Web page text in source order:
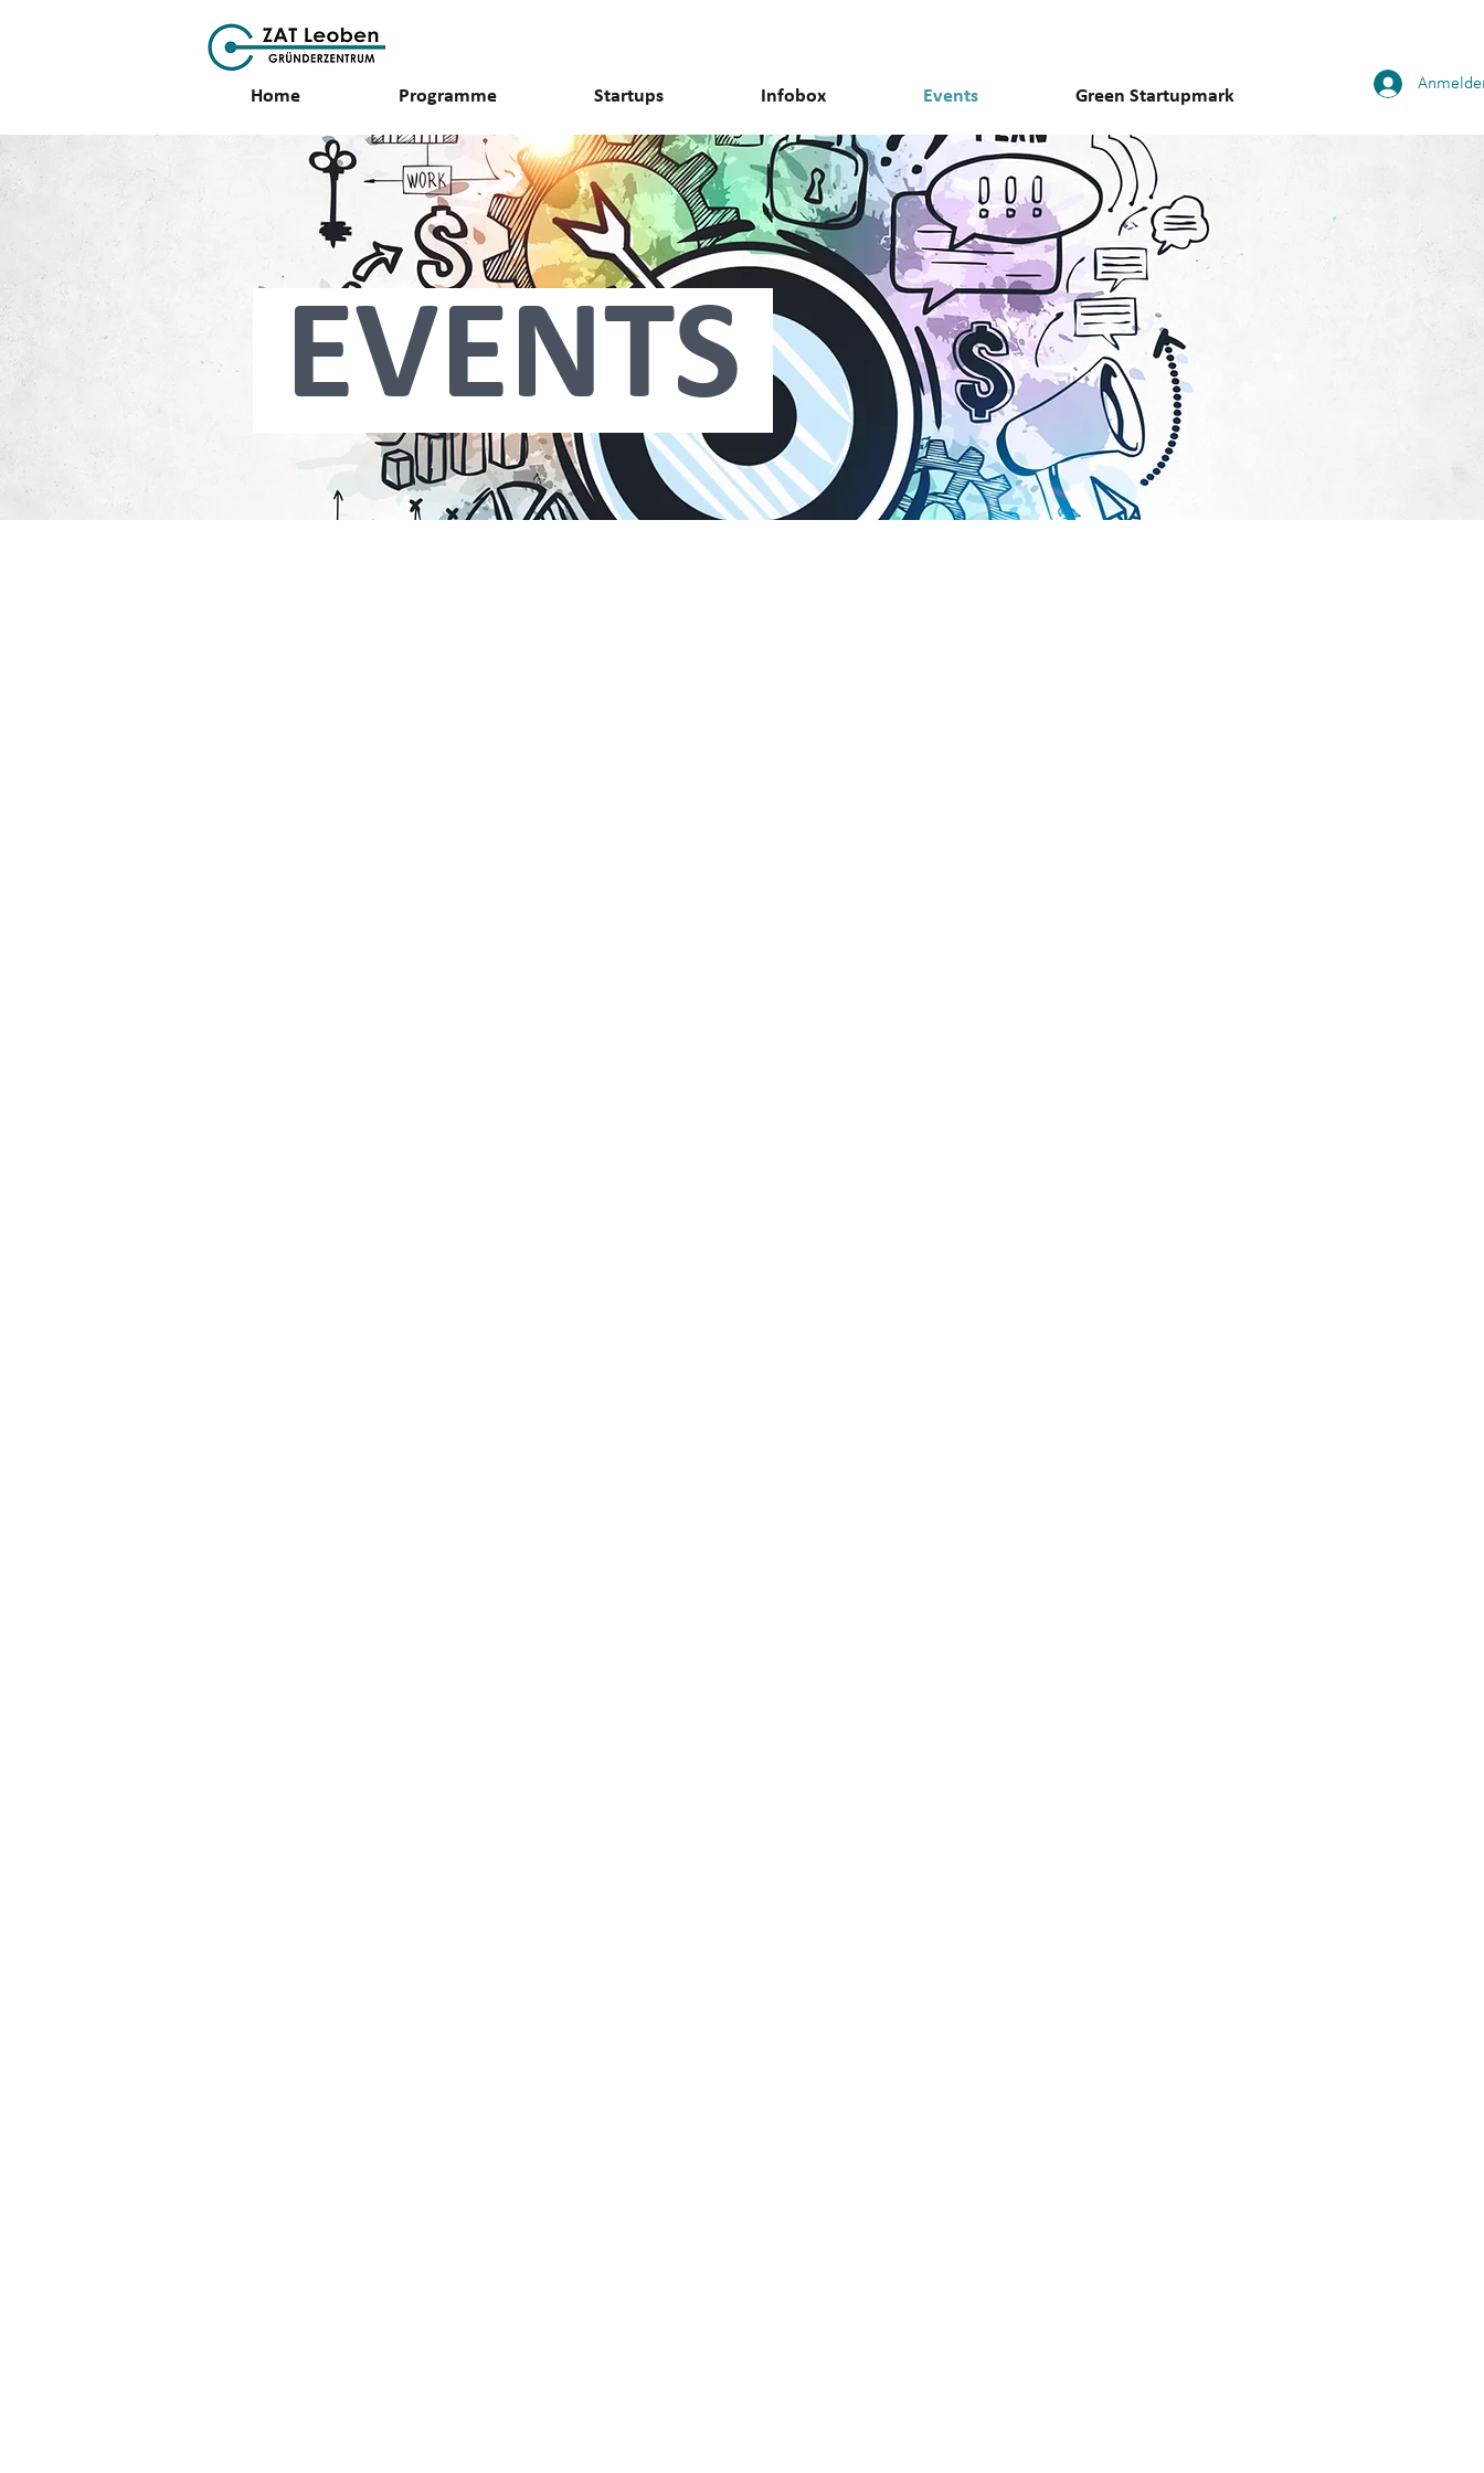
Home Programme Startups Infobox Events Green Startupmark
EVENTS